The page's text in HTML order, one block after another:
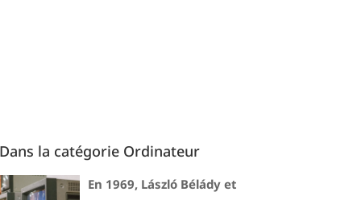
Dans la catégorie Ordinateur
En 1969, László Bélády et